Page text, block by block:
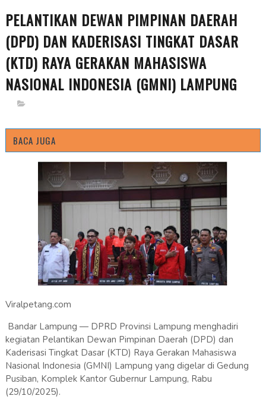
PELANTIKAN DEWAN PIMPINAN DAERAH
(DPD) DAN KADERISASI TINGKAT DASAR
(KTD) RAYA GERAKAN MAHASISWA
NASIONAL INDONESIA (GMNI) LAMPUNG
BACA JUGA
Viralpetang.com
Bandar Lampung — DPRD Provinsi Lampung menghadiri
kegiatan Pelantikan Dewan Pimpinan Daerah (DPD) dan
Kaderisasi Tingkat Dasar (KTD) Raya Gerakan Mahasiswa
Nasional Indonesia (GMNI) Lampung yang digelar di Gedung
Pusiban, Komplek Kantor Gubernur Lampung, Rabu
(29/10/2025).